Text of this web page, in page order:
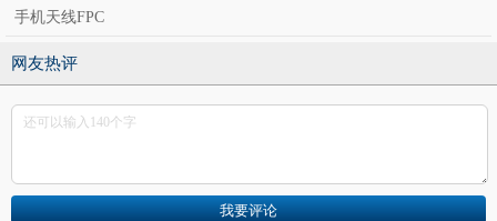
☆专为软板配置SMT烧录测试设备，满足行业特别要求。
手机天线FPC
网友热评